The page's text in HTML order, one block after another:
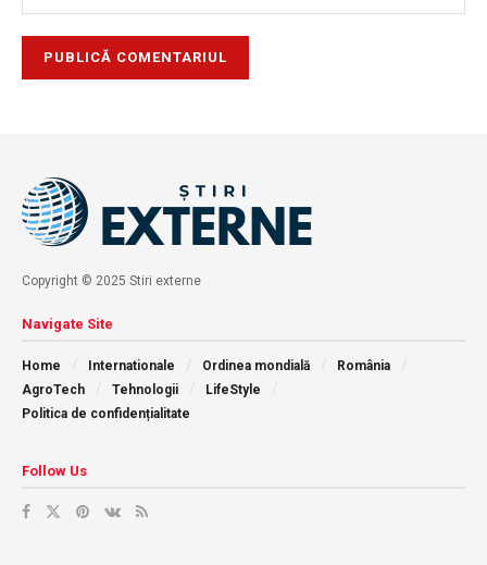
Copyright © 2025 Stiri externe
Navigate Site
Home Internationale Ordinea mondială
România
AgroTech
Tehnologii
LifeStyle
Politica de confidențialitate
Follow Us